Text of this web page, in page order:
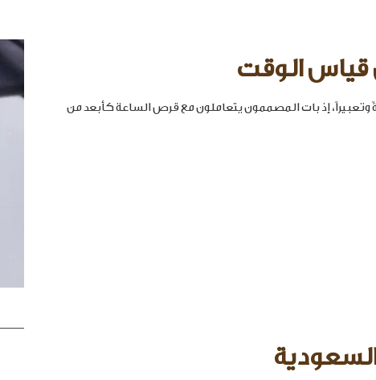
قياس الوقت
وتعبيراً، إذ بات المصممون يتعاملون مع قرص الساعة كأبعد من
السعودية